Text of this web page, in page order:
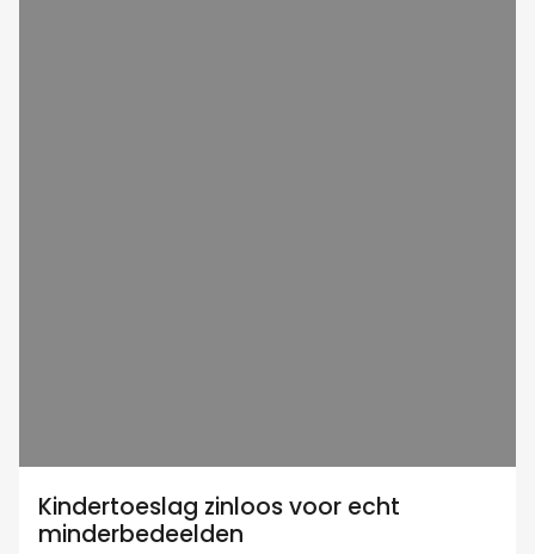
Kindertoeslag zinloos voor echt
minderbedeelden